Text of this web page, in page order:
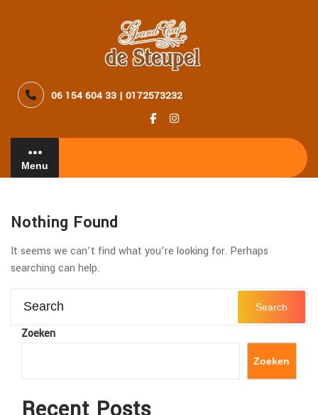
06 154 604 33 | 0172573232:
Menu
Nothing Found
It seems we can’t find what you’re looking for. Perhaps
searching can help.
Search
Zoeken
Zoeken